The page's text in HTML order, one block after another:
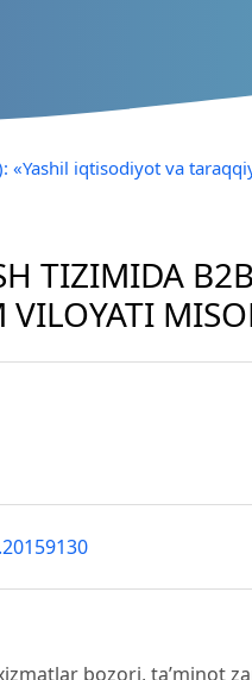
«Yashil iqtisodiyot va
TIZIMIDA
VILOYATI
bozori, ta’minot